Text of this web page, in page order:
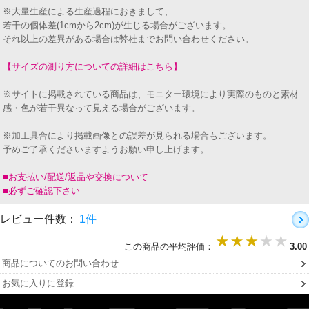
※大量生産による生産過程におきまして、
若干の個体差(1cmから2cm)が生じる場合がございます。
それ以上の差異がある場合は弊社までお問い合わせください。
【サイズの測り方についての詳細はこちら】
※サイトに掲載されている商品は、モニター環境により実際のものと素材
感・色が若干異なって見える場合がございます。
※加工具合により掲載画像との誤差が見られる場合もございます。
予めご了承くださいますようお願い申し上げます。
■お支払い/配送/返品や交換について
■必ずご確認下さい
レビュー件数： 1件
この商品の平均評価：
3.00
商品についてのお問い合わせ
お気に入りに登録